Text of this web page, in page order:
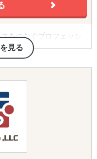
が、出品・運用のノウ
が社内にいない
査・戦略策定から、EC
拓・規制対応・物流ま
ストップで提供する
す。情報提供にとどま
「実際に売れる状態」
見る
をつなぐプロフェッシ
を通じて人と人をつな
結ぶ架け橋として2015
に特化し、
サービスで、
功に導いてきました。